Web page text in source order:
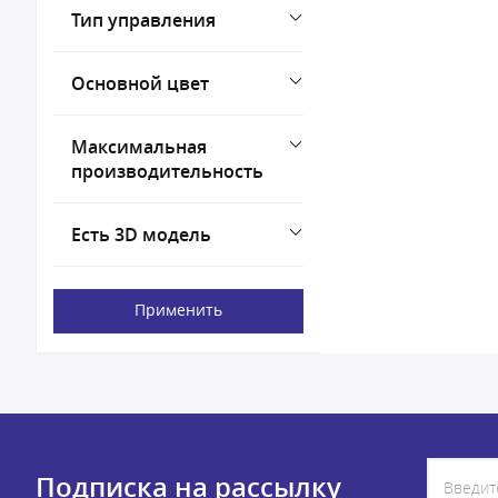
Тип управления
Основной цвет
Максимальная
производительность
Есть 3D модель
Применить
Подписка на рассылку